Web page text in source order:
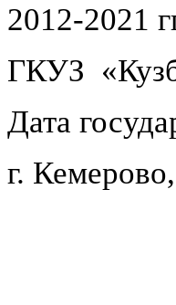
2012-2021
ГКУЗ
Дата
г.